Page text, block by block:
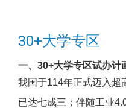
30+大学专区
一、30+大学专区试办计
我国于114年正式迈入超
已达七成三；伴随工业